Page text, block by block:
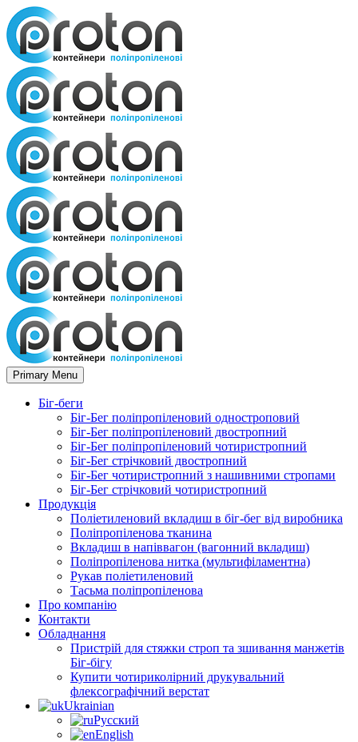
Primary Menu
Біг-беги
Біг-Бег поліпропіленовий одностроповий
Біг-Бег поліпропіленовий двостропний
Біг-Бег поліпропіленовий чотиристропний
Біг-Бег стрічковий двостропний
Біг-Бег чотиристропний з нашивними стропами
Біг-Бег стрічковий чотиристропний
Продукція
Поліетиленовий вкладиш в біг-бег від виробника
Поліпропіленова тканина
Вкладиш в напіввагон (вагонний вкладиш)
Поліпропіленова нитка (мультифіламентна)
Рукав поліетиленовий
Тасьма поліпропіленова
Про компанію
Контакти
Обладнання
Пристрій для стяжки строп та зшивання манжетів
Біг-бігу
Купити чотириколірний друкувальний
флексографічний верстат
Ukrainian
Русский
English